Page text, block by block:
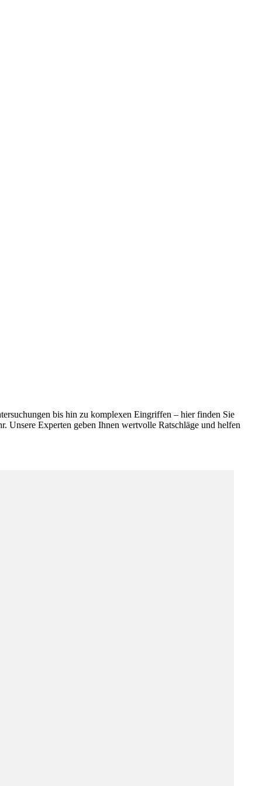
bis hin zu komplexen Eingriffen – hier finden Sie
Unsere Experten geben Ihnen wertvolle Ratschläge und helfen